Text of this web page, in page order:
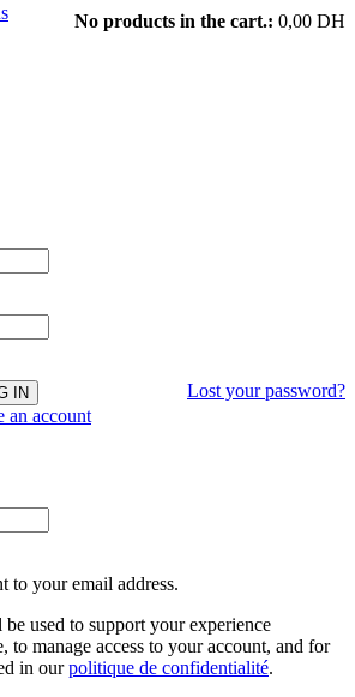
No products in the cart.: 0,00 DH
Lost your password?
an account
to your email address.
used to support your experience
to manage access to your account, and for
in ourpolitique de confidentialité.